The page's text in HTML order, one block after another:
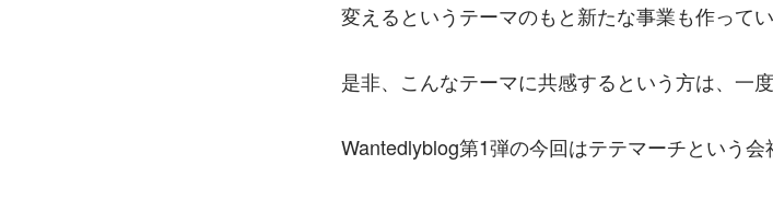
変えるというテーマのもと新たな事業も作って
是非、こんなテーマに共感するという方は、一
Wantedlyblog第1弾の今回はテテマーチという会